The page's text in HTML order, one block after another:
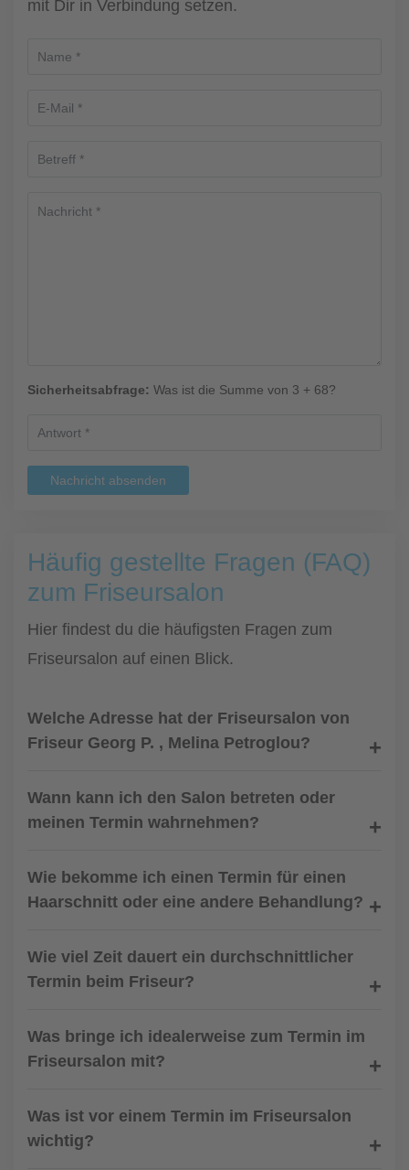
mit Dir in Verbindung setzen.
Sicherheitsabfrage: Was ist die Summe von 3 + 68?
Nachricht absenden
Häufig gestellte Fragen (FAQ)
zum Friseursalon
Hier findest du die häufigsten Fragen zum
Friseursalon auf einen Blick.
Welche Adresse hat der Friseursalon von
Friseur Georg P. , Melina Petroglou?
Wann kann ich den Salon betreten oder
meinen Termin wahrnehmen?
Wie bekomme ich einen Termin für einen
Haarschnitt oder eine andere Behandlung?
Wie viel Zeit dauert ein durchschnittlicher
Termin beim Friseur?
Was bringe ich idealerweise zum Termin im
Friseursalon mit?
Was ist vor einem Termin im Friseursalon
wichtig?